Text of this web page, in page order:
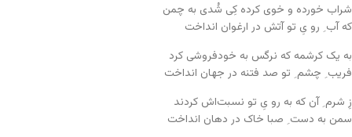
شراب خورده و خوی کرده کِی شُدی به چمن
که آب ِ رو یِ تو آتش در ارغوان انداخت
به یک کرشمه که نرگس به خودفروشی کرد
فریب ِ چشم ِ تو صد فتنه در جهان انداخت
زِ شرم ِ آن که به رو یِ تو نسبت‌اش کردند
سمن به دست ِ صبا خاک در دهان انداخت